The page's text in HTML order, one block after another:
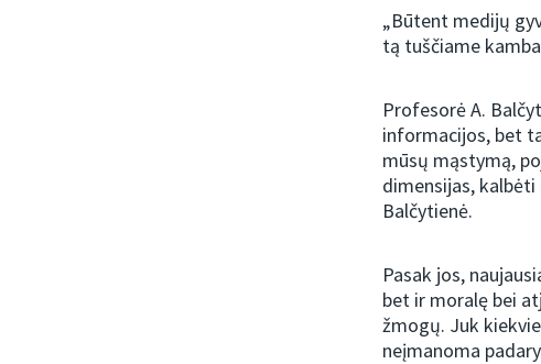
„Būtent medijų
tą tuščiame
Profesorė A.
informacijos, bet
mūsų mąstymą,
dimensijas, kalbėti
Balčytienė.
Pasak jos,
bet ir moralę bei
žmogų. Juk
neįmanoma